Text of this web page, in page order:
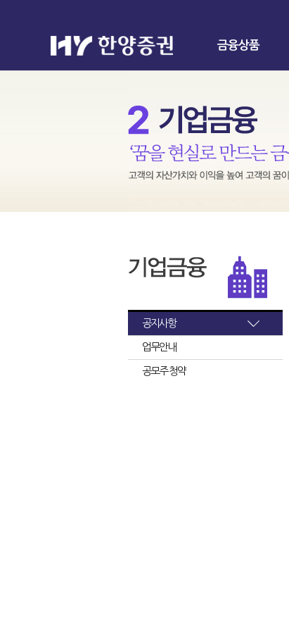
금융상품
공지사항
업무안내
공모주 청약